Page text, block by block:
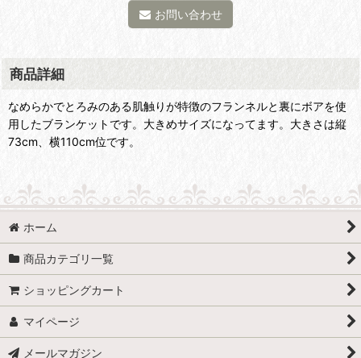
お問い合わせ
商品詳細
なめらかでとろみのある肌触りが特徴のフランネルと裏にボアを使
用したブランケットです。大きめサイズになってます。大きさは縦
73cm、横110cm位です。
ホーム
商品カテゴリ一覧
ショッピングカート
マイページ
メールマガジン